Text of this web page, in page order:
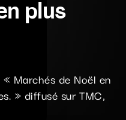
plus
Marchés de Noël en
» diffusé sur TMC,